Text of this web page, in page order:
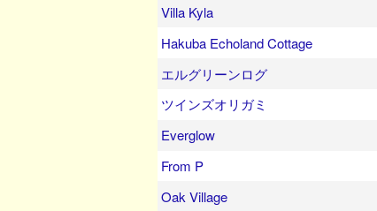
Villa Kyla
Hakuba Echoland Cottage
エルグリーンログ
ツインズオリガミ
Everglow
From P
Oak Village